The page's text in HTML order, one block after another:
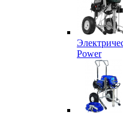
Power